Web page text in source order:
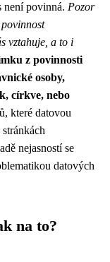
není povinná. Pozor
vztahuje, a to i
z povinnosti
osoby,
církve, nebo
které datovou
nejasností se
datových
na to?